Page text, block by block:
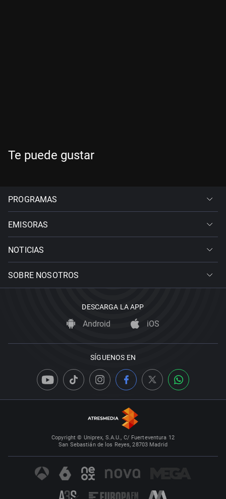
Te puede gustar
PROGRAMAS
EMISORAS
NOTICIAS
SOBRE NOSOTROS
DESCARGA LA APP
Android iOS
SÍGUENOS EN
Copyright © Uniprex, S.A.U., C/ Fuerteventura 12
San Sebastián de los Reyes, 28703 Madrid